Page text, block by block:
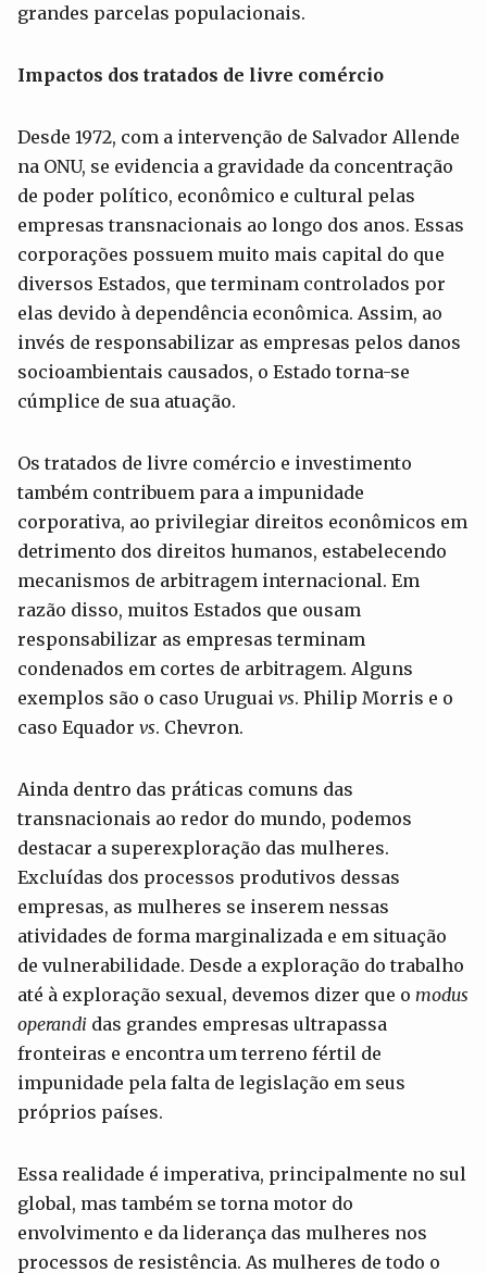
grandes parcelas populacionais.
Impactos dos tratados de livre comércio
Desde 1972, com a intervenção de Salvador Allende
na ONU, se evidencia a gravidade da concentração
de poder político, econômico e cultural pelas
empresas transnacionais ao longo dos anos. Essas
corporações possuem muito mais capital do que
diversos Estados, que terminam controlados por
elas devido à dependência econômica. Assim, ao
invés de responsabilizar as empresas pelos danos
socioambientais causados, o Estado torna-se
cúmplice de sua atuação.
Os tratados de livre comércio e investimento
também contribuem para a impunidade
corporativa, ao privilegiar direitos econômicos em
detrimento dos direitos humanos, estabelecendo
mecanismos de arbitragem internacional. Em
razão disso, muitos Estados que ousam
responsabilizar as empresas terminam
condenados em cortes de arbitragem. Alguns
exemplos são o caso Uruguai vs. Philip Morris e o
caso Equador vs. Chevron.
Ainda dentro das práticas comuns das
transnacionais ao redor do mundo, podemos
destacar a superexploração das mulheres.
Excluídas dos processos produtivos dessas
empresas, as mulheres se inserem nessas
atividades de forma marginalizada e em situação
de vulnerabilidade. Desde a exploração do trabalho
até à exploração sexual, devemos dizer que o modus
operandi das grandes empresas ultrapassa
fronteiras e encontra um terreno fértil de
impunidade pela falta de legislação em seus
próprios países.
Essa realidade é imperativa, principalmente no sul
global, mas também se torna motor do
envolvimento e da liderança das mulheres nos
processos de resistência. As mulheres de todo o